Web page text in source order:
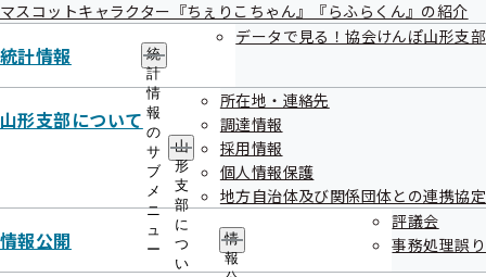
マスコットキャラクター『ちぇりこちゃん』『らふらくん』の紹介
統計情報
統
計
情
報
の
サ
ブ
メ
ニ
ュ
ー
データで見る！協会けんぽ山形支部
山形支部について
山
形
支
部
に
つ
い
所在地・連絡先
調達情報
採用情報
個人情報保護
地方自治体及び関係団体との連携協定
情報公開
情
報
評議会
事務処理誤り
メールマガジン
バックナンバー第185号（8.6.25）
バックナンバー第184号（8.5.25）